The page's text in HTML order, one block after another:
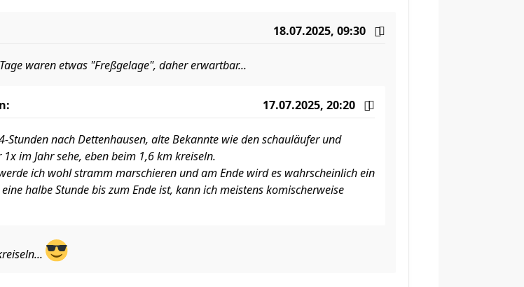
18.07.2025, 09:30
waren etwas "Freßgelage", daher erwartbar...
17.07.2025, 20:20
Stunden nach Dettenhausen, alte Bekannte wie den schauläufer und
im Jahr sehe, eben beim 1,6 km kreiseln.
ich wohl stramm marschieren und am Ende wird es wahrscheinlich ein
halbe Stunde bis zum Ende ist, kann ich meistens komischerweise